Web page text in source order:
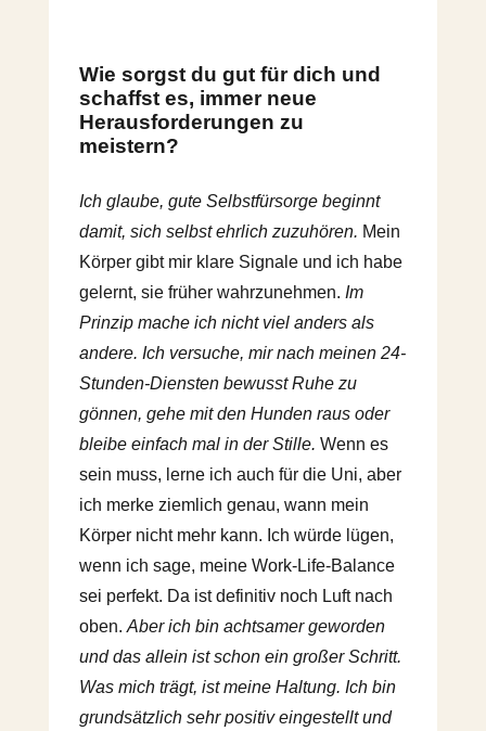
Wie sorgst du gut für dich und
schaffst es, immer neue
Herausforderungen zu
meistern?
Ich glaube, gute Selbstfürsorge beginnt
damit, sich selbst ehrlich zuzuhören. Mein
Körper gibt mir klare Signale und ich habe
gelernt, sie früher wahrzunehmen. Im
Prinzip mache ich nicht viel anders als
andere. Ich versuche, mir nach meinen 24-
Stunden-Diensten bewusst Ruhe zu
gönnen, gehe mit den Hunden raus oder
bleibe einfach mal in der Stille. Wenn es
sein muss, lerne ich auch für die Uni, aber
ich merke ziemlich genau, wann mein
Körper nicht mehr kann. Ich würde lügen,
wenn ich sage, meine Work-Life-Balance
sei perfekt. Da ist definitiv noch Luft nach
oben.Aber ich bin achtsamer geworden
und das allein ist schon ein großer Schritt.
Was mich trägt, ist meine Haltung. Ich bin
grundsätzlich sehr positiv eingestellt und